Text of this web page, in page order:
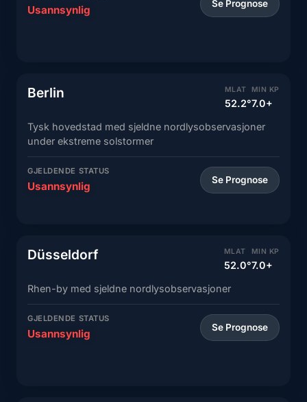
Usannsynlig Se Prognose
Berlin MLAT
52.2°
MIN KP
7.0+
Tysk hovedstad med sjeldne nordlysobservasjoner
under ekstreme solstormer
GJELDENDE STATUS
Usannsynlig Se Prognose
Düsseldorf MLAT
52.0°
MIN KP
7.0+
Rhen-by med sjeldne nordlysobservasjoner
GJELDENDE STATUS
Usannsynlig Se Prognose